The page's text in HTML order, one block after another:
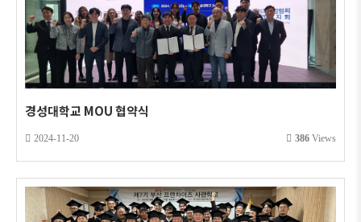
경성대학교 MOU 협약식
2024-11-20 386 Views